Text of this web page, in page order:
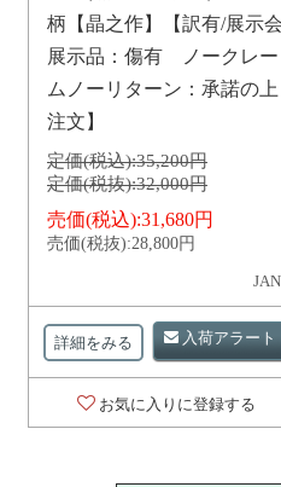
柄【晶之作】【訳有/展示
展示品：傷有 ノークレー
ムノーリターン：承諾の上
注文】
定価(税込):35,200円
定価(税抜):32,000円
売価(税込):31,680円
売価(税抜):28,800円
詳細をみる 入荷アラート
お気に入りに登録する